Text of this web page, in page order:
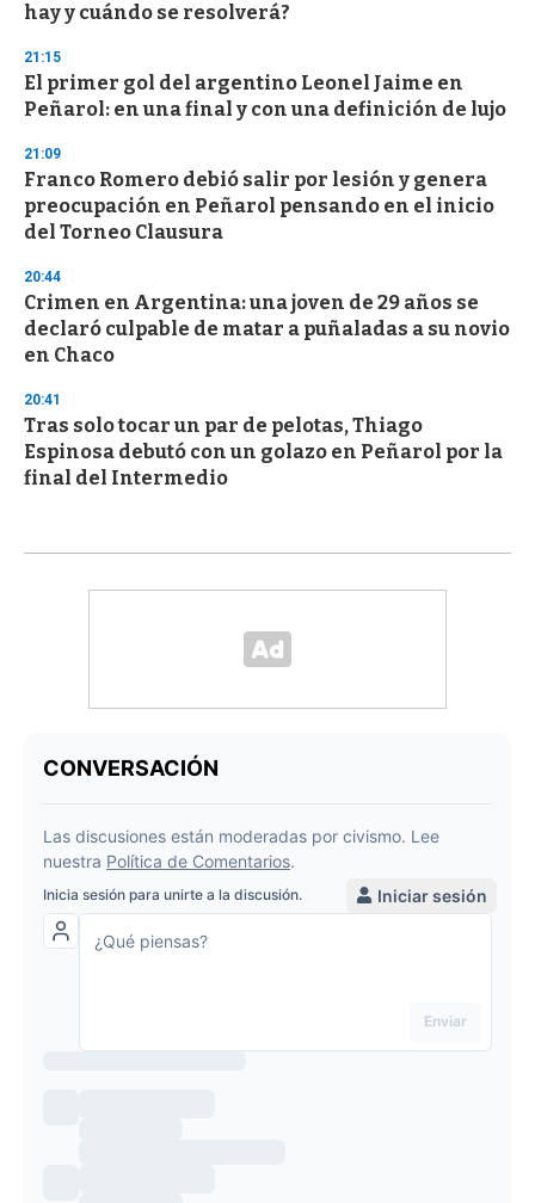
hay y cuándo se resolverá?
21:15
El primer gol del argentino Leonel Jaime en
Peñarol: en una final y con una definición de lujo
21:09
Franco Romero debió salir por lesión y genera
preocupación en Peñarol pensando en el inicio
del Torneo Clausura
20:44
Crimen en Argentina: una joven de 29 años se
declaró culpable de matar a puñaladas a su novio
en Chaco
20:41
Tras solo tocar un par de pelotas, Thiago
Espinosa debutó con un golazo en Peñarol por la
final del Intermedio